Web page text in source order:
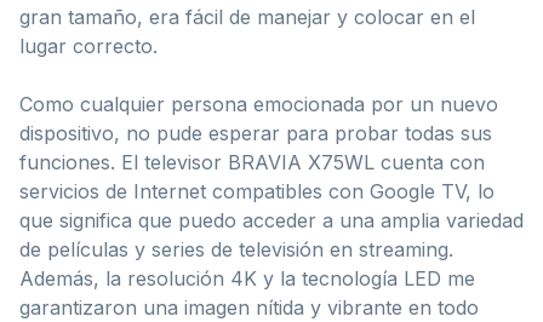
gran tamaño, era fácil de manejar y colocar en el
lugar correcto.
Como cualquier persona emocionada por un nuevo
dispositivo, no pude esperar para probar todas sus
funciones. El televisor BRAVIA X75WL cuenta con
servicios de Internet compatibles con Google TV, lo
que significa que puedo acceder a una amplia variedad
de películas y series de televisión en streaming.
Además, la resolución 4K y la tecnología LED me
garantizaron una imagen nítida y vibrante en todo